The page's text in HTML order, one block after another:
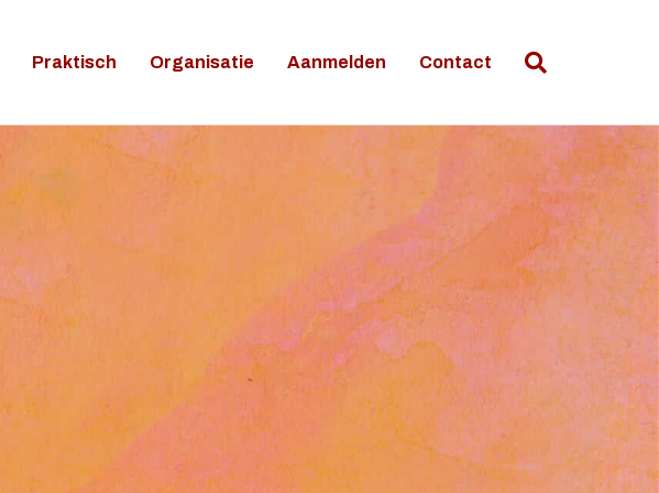
Praktisch Organisatie Aanmelden Contact